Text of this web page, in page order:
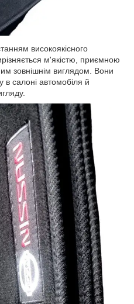
високоякісного
м'якістю, приємною
зовнішнім виглядом. Вони
салоні автомобіля й